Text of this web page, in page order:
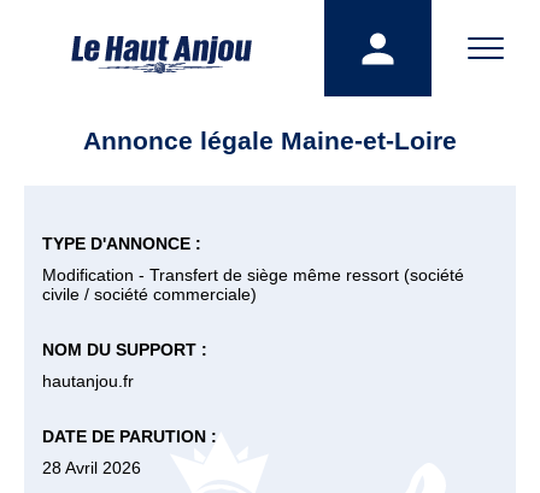
Annonce légale Maine-et-Loire
TYPE D'ANNONCE :
Modification - Transfert de siège même ressort (société
civile / société commerciale)
NOM DU SUPPORT :
hautanjou.fr
DATE DE PARUTION :
28 Avril 2026